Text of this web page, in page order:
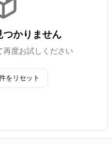
つかりません
度お試しください
をリセット